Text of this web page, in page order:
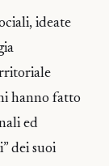
ideate
hanno fatto
ed
dei suoi